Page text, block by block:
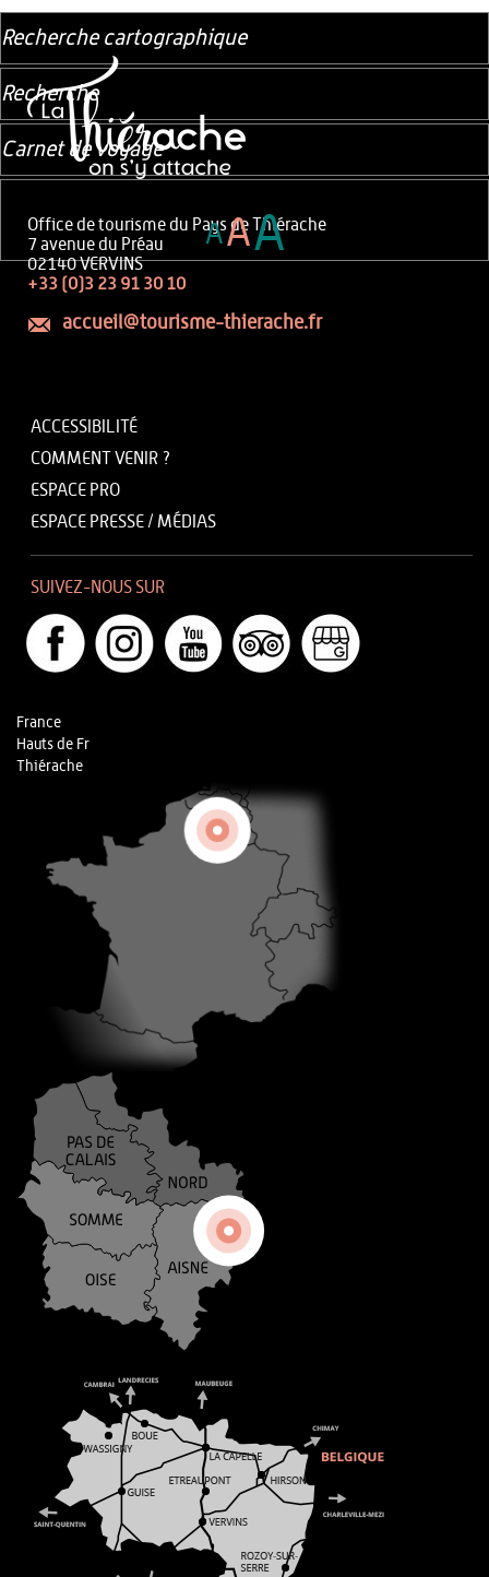
Office de tourisme du Pays de Thiérache
7 avenue du Préau
02140 VERVINS
+33 (0)3 23 91 30 10
accueil@tourisme-thierache.fr
ACCESSIBILITÉ
COMMENT VENIR ?
ESPACE PRO
ESPACE PRESSE / MÉDIAS
SUIVEZ-NOUS SUR
France
Hauts de Fr
Thiérache
Recherche cartographique
Recherche
Carnet de voyage
AAA